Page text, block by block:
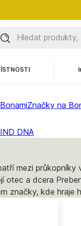
Značky na
DNA
mezi
otec a dcera
značky, kde hraje